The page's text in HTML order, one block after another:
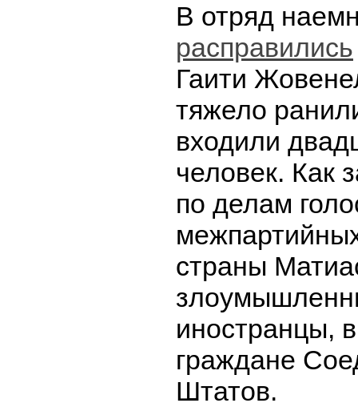
В отряд
расправились
Гаити
тяжело
входили
человек. Как
по делам
страны
иностранцы,
граждане
Штатов.